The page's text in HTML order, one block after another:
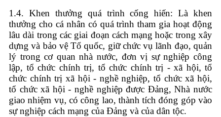
1.4. Khen thưởng quá trình cống hiến: Là khen
thưởng cho cá nhân có quá trình tham gia hoạt động
lâu dài trong các giai đoạn cách mạng hoặc trong xây
dựng và bảo vệ Tổ quốc, giữ chức vụ lãnh đạo, quản
lý trong cơ quan nhà nước, đơn vị sự nghiệp công
lập, tổ chức chính trị, tổ chức chính trị - xã hội, tổ
chức chính trị xã hội - nghề nghiệp, tổ chức xã hội,
tổ chức xã hội - nghề nghiệp được Đảng, Nhà nước
giao nhiệm vụ, có công lao, thành tích đóng góp vào
sự nghiệp cách mạng của Đảng và của dân tộc.